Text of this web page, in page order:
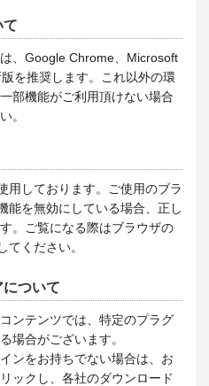
て
、Google Chrome、Microsoft
を推奨します。これ以外の環
部機能がご利用頂けない場合
。
用しております。ご使用のブラ
能を無効にしている場合、正し
。ご覧になる際はブラウザの
ください。
ついて
ンテンツでは、特定のプラグ
場合がございます。
ンをお持ちでない場合は、お
ックし、各社のダウンロード